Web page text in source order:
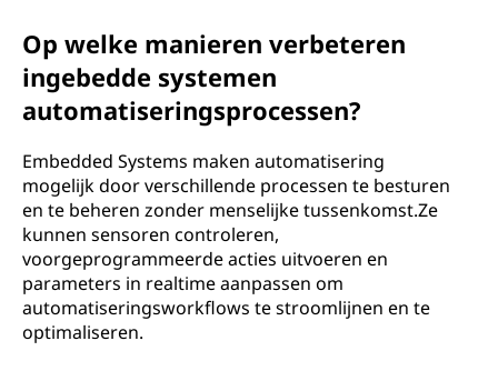
Op welke manieren verbeteren
ingebedde systemen
automatiseringsprocessen?
Embedded Systems maken automatisering
mogelijk door verschillende processen te besturen
en te beheren zonder menselijke tussenkomst.Ze
kunnen sensoren controleren,
voorgeprogrammeerde acties uitvoeren en
parameters in realtime aanpassen om
automatiseringsworkflows te stroomlijnen en te
optimaliseren.